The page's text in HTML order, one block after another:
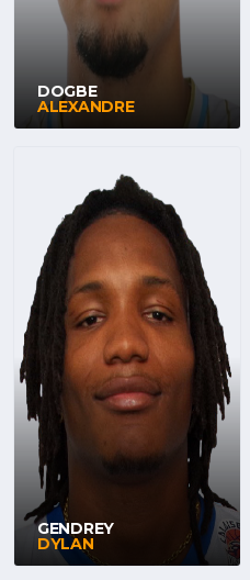
DOGBE
ALEXANDRE
GENDREY
DYLAN